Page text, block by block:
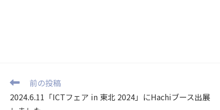
前の投稿
2024.6.11「ICTフェア in 東北 2024」にHachiブース出展